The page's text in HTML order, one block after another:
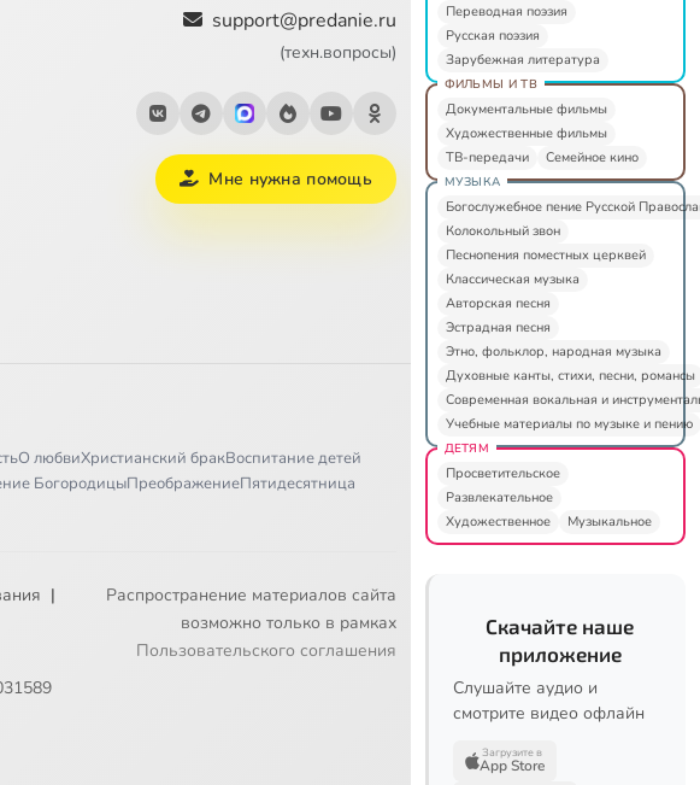
support@predanie.ru
(техн.вопросы)
Мне нужна помощь
О любвиХристианский бракВоспитание детей
БогородицыПреображениеПятидесятница
|
Распространение материалов сайта
возможно только в рамках
Пользовательского соглашения
Переводная поэзия
Русская поэзия
Зарубежная литература
ФИЛЬМЫ И ТВ
Документальные фильмы
Художественные фильмы
ТВ-передачи
Семейное кино
МУЗЫКА
Богослужебное пение Русской
Колокольный звон
Песнопения поместных церквей
Классическая музыка
Авторская песня
Эстрадная песня
Этно, фольклор, народная музыка
Духовные канты, стихи, песни, романсы
Современная вокальная и
Учебные материалы по музыке и пению
ДЕТЯМ
Просветительское
Развлекательное
Художественное
Музыкальное
Скачайте наше
приложение
Слушайте аудио и
смотрите видео офлайн
Загрузите в
App Store